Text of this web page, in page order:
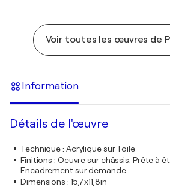
Voir toutes les œuvres de
Information
Détails de l'œuvre
Technique: Acrylique sur Toile
Finitions : Oeuvre sur châssis. Prête à
Encadrement sur demande.
Dimensions : 15,7x11,8in